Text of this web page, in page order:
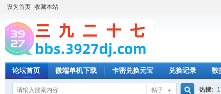
设为首页 收藏本站
论坛首页 微端单机下载 卡密兑换元宝 兑换记录 数
帖子 热搜: